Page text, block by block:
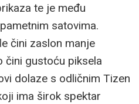
te je među
satovima.
čini zaslon manje
čini gustoću piksela
dolaze s odličnim Tizen
ima širok spektar